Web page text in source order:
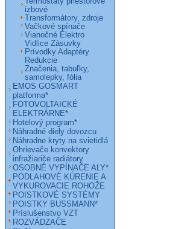
izbové
Transformátory, zdroje
Vačkové spínače
Vianočné Elektro
Vidlice Zásuvky
Prívodky Adaptéry
Redukcie
Značenia, tabuľky,
samolepky, fólia
EMOS GOSMART
platforma*
FOTOVOLTAICKÉ
ELEKTRÁRNE*
Hotelový program*
Náhradné diely dovozcu
Náhradne kryty na svietidlá
Ohrievače konvektory
infražiariče radiátory
OSOBNÉ VYPÍNAČE ALY*
PODLAHOVÉ KÚRENIE A
VYKUROVACIE ROHOŽE
POISTKOVÉ SYSTÉMY
POISTKY BUSSMANN*
Príslušenstvo VZT
ROZVÁDZAČE